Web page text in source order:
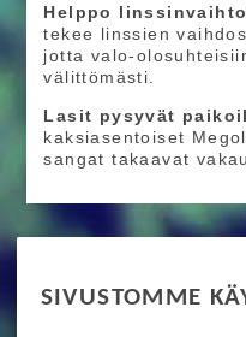
SIVUSTOMME
Helppo
tekee linssien
jotta valo-
välittömästi.
Lasit pysyvät
kaksiasentoiset
sangat takaavat